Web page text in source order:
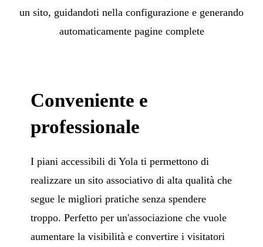
un sito, guidandoti nella configurazione e generando
automaticamente pagine complete
Conveniente e
professionale
I piani accessibili di Yola ti permettono di
realizzare un sito associativo di alta qualità che
segue le migliori pratiche senza spendere
troppo. Perfetto per un'associazione che vuole
aumentare la visibilità e convertire i visitatori